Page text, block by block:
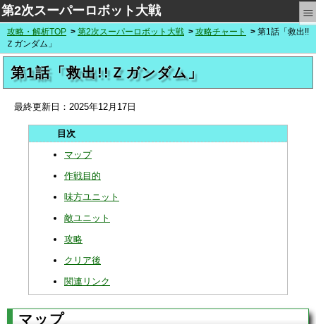
第2次スーパーロボット大戦 ≡
攻略・解析TOP 第2次スーパーロボット大戦 攻略チャート
第1話「救出!!
Ｚガンダム」
第1話「救出!!Ｚガンダム」
最終更新日： 2025年12月17日
マップ
作戦目的
味方ユニット
敵ユニット
攻略
クリア後
関連リンク
マップ